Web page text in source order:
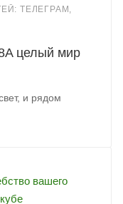
ТЕЛЕГРАМ,
целый мир
и рядом